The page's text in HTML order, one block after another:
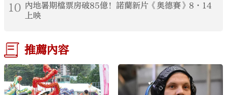
10 內地暑期檔票房破85億！諾蘭新片《奧德賽》8·14
上映
推薦內容